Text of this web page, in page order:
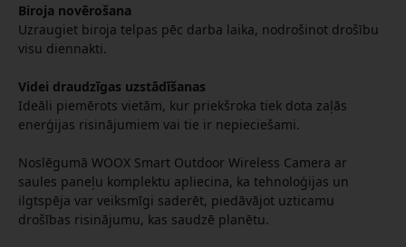
Biroja novērošana
Uzraugiet biroja telpas pēc darba laika, nodrošinot drošību
visu diennakti.
Videi draudzīgas uzstādīšanas
Ideāli piemērots vietām, kur priekšroka tiek dota zaļās
enerģijas risinājumiem vai tie ir nepieciešami.
Noslēgumā WOOX Smart Outdoor Wireless Camera ar
saules paneļu komplektu apliecina, ka tehnoloģijas un
ilgtspēja var veiksmīgi saderēt, piedāvājot uzticamu
drošības risinājumu, kas saudzē planētu.